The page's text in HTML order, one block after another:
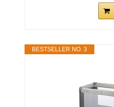
BESTSELLER NO. 3